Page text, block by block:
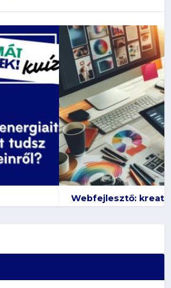
az online térben